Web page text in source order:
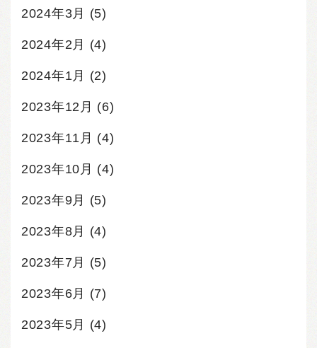
2024年3月 (5)
2024年2月 (4)
2024年1月 (2)
2023年12月 (6)
2023年11月 (4)
2023年10月 (4)
2023年9月 (5)
2023年8月 (4)
2023年7月 (5)
2023年6月 (7)
2023年5月 (4)